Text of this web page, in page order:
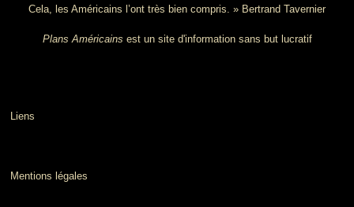
Cela, les Américains l’ont très bien compris. » Bertrand Tavernier
Plans Américains est un site d'information sans but lucratif
Liens
Mentions légales